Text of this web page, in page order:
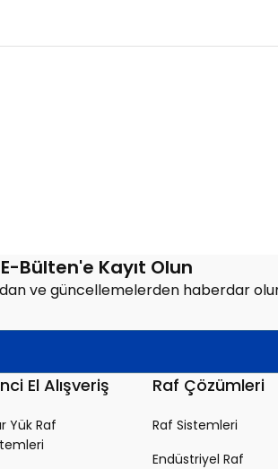
E-Bülten'e Kayıt Olun
ve güncellemelerden haberdar
El Alışveriş
Yük Raf
Raf Çözümleri
Raf Sistemleri
Endüstriyel Raf